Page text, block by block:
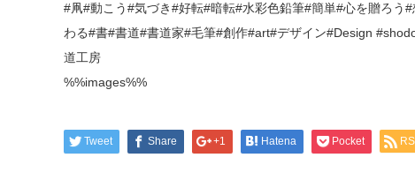
#凧#動こう#気づき#好転#暗転#水彩色鉛筆#簡単#心を贈ろ
わる#書#書道#書道家#毛筆#創作#art#デザイン#Design
道工房
%%images%%
Tweet Share +1 Hatena Pocket